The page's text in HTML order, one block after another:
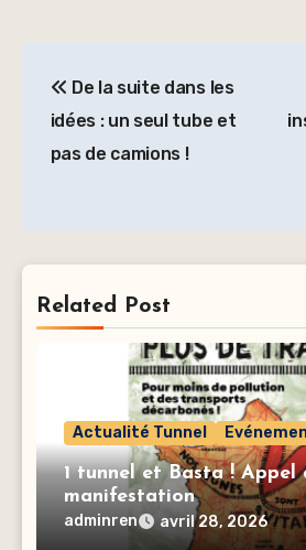
de
l’article
De la suite dans les
idées : un seul tube et
pas de camions !
Related Post
Actualité Tunnel
1 tunnel et Basta ! Appel
manifestation
adminren avril 28, 2026